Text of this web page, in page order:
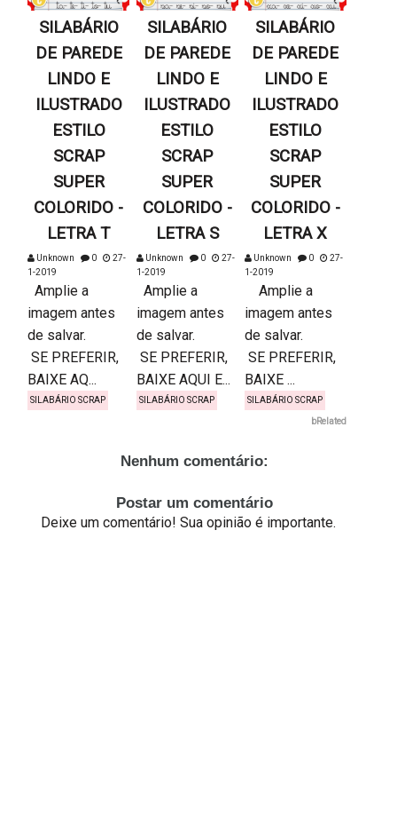
SILABÁRIO
DE PAREDE
LINDO E
ILUSTRADO
ESTILO
SCRAP
SUPER
COLORIDO -
LETRA T
Unknown 0
27-
1-2019
Amplie a
imagem antes
de salvar.
SE PREFERIR,
BAIXE AQ...
SILABÁRIO SCRAP
SILABÁRIO
DE PAREDE
LINDO E
ILUSTRADO
ESTILO
SCRAP
SUPER
COLORIDO -
LETRA S
Unknown 0
27-
1-2019
Amplie a
imagem antes
de salvar.
SE PREFERIR,
BAIXE AQUI E...
SILABÁRIO SCRAP
SILABÁRIO
DE PAREDE
LINDO E
ILUSTRADO
ESTILO
SCRAP
SUPER
COLORIDO -
LETRA X
Unknown 0
27-
1-2019
Amplie a
imagem antes
de salvar.
SE PREFERIR,
BAIXE ...
SILABÁRIO SCRAP
bRelated
Nenhum comentário:
Postar um comentário
Deixe um comentário! Sua opinião é importante.